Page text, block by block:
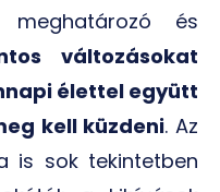
és
változásokat
élettel együtt
kell küzdeni. Az
is sok tekintetben